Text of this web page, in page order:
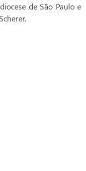
de São Paulo e